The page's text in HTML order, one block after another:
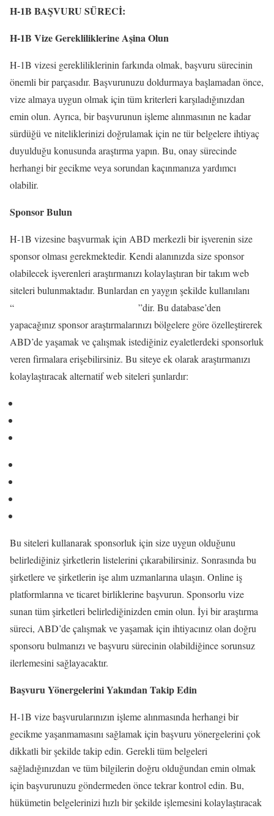
H-1B BAŞVURU SÜRECİ:
H-1B Vize Gerekliliklerine Aşina Olun
H-1B vizesi gerekliliklerinin farkında olmak, başvuru sürecinin
önemli bir parçasıdır. Başvurunuzu doldurmaya başlamadan önce,
vize almaya uygun olmak için tüm kriterleri karşıladığınızdan
emin olun. Ayrıca, bir başvurunun işleme alınmasının ne kadar
sürdüğü ve niteliklerinizi doğrulamak için ne tür belgelere ihtiyaç
duyulduğu konusunda araştırma yapın. Bu, onay sürecinde
herhangi bir gecikme veya sorundan kaçınmanıza yardımcı
olabilir.
Sponsor Bulun
H-1B vizesine başvurmak için ABD merkezli bir işverenin size
sponsor olması gerekmektedir. Kendi alanınızda size sponsor
olabilecek işverenleri araştırmanızı kolaylaştıran bir takım web
siteleri bulunmaktadır. Bunlardan en yaygın şekilde kullanılanı
“
”dir. Bu database’den
yapacağınız sponsor araştırmalarınızı bölgelere göre özelleştirerek
ABD’de yaşamak ve çalışmak istediğiniz eyaletlerdeki sponsorluk
veren firmalara erişebilirsiniz. Bu siteye ek olarak araştırmanızı
kolaylaştıracak alternatif web siteleri şunlardır:
Bu siteleri kullanarak sponsorluk için size uygun olduğunu
belirlediğiniz şirketlerin listelerini çıkarabilirsiniz. Sonrasında bu
şirketlere ve şirketlerin işe alım uzmanlarına ulaşın. Online iş
platformlarına ve ticaret birliklerine başvurun. Sponsorlu vize
sunan tüm şirketleri belirlediğinizden emin olun. İyi bir araştırma
süreci, ABD’de çalışmak ve yaşamak için ihtiyacınız olan doğru
sponsoru bulmanızı ve başvuru sürecinin olabildiğince sorunsuz
ilerlemesini sağlayacaktır.
Başvuru Yönergelerini Yakından Takip Edin
H-1B vize başvurularınızın işleme alınmasında herhangi bir
gecikme yaşanmamasını sağlamak için başvuru yönergelerini çok
dikkatli bir şekilde takip edin. Gerekli tüm belgeleri
sağladığınızdan ve tüm bilgilerin doğru olduğundan emin olmak
için başvurunuzu göndermeden önce tekrar kontrol edin. Bu,
hükümetin belgelerinizi hızlı bir şekilde işlemesini kolaylaştıracak